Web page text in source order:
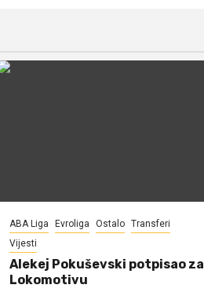
ABA Liga Evroliga Ostalo Transferi
Vijesti
Alekej Pokuševski potpisao za
Lokomotivu